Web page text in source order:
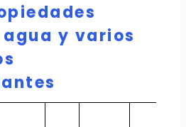
y varios